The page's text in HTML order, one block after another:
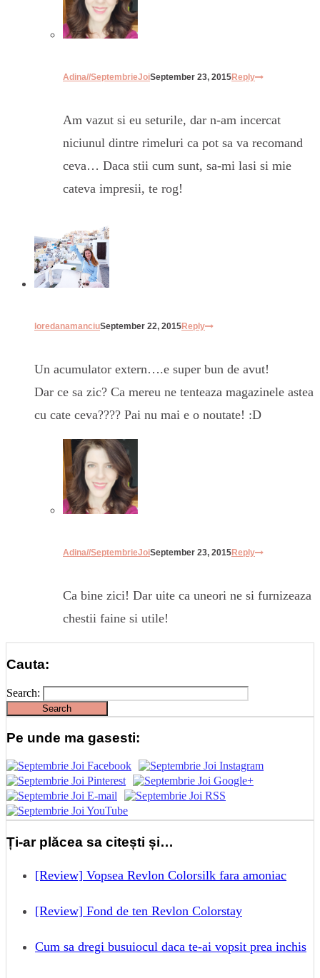
Adina//SeptembrieJoiSeptember 23, 2015Reply
Am vazut si eu seturile, dar n-am incercat
niciunul dintre rimeluri ca pot sa va recomand
ceva… Daca stii cum sunt, sa-mi lasi si mie
cateva impresii, te rog!
loredanamanciuSeptember 22, 2015Reply
Un acumulator extern….e super bun de avut!
Dar ce sa zic? Ca mereu ne tenteaza magazinele astea
cu cate ceva???? Pai nu mai e o noutate! :D
Adina//SeptembrieJoiSeptember 23, 2015Reply
Ca bine zici! Dar uite ca uneori ne si furnizeaza
chestii faine si utile!
Cauta:
Search:
Pe unde ma gasesti:
Ți-ar plăcea sa citești și…
[Review] Vopsea Revlon Colorsilk fara amoniac
[Review] Fond de ten Revlon Colorstay
Cum sa dregi busuiocul daca te-ai vopsit prea inchis